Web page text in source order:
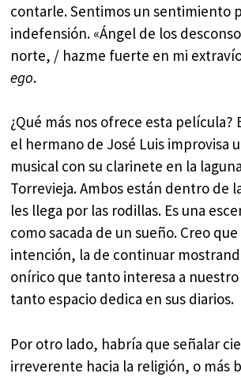
contarle. Sentimos un sentimiento
indefensión. «Ángel de los
norte, / hazme fuerte en mi
ego.
¿Qué más nos ofrece esta película?
el hermano de José Luis improvisa
musical con su clarinete en la
Torrevieja. Ambos están dentro de
les llega por las rodillas. Es una
como sacada de un sueño. Creo que
intención, la de continuar
onírico que tanto interesa a
tanto espacio dedica en sus diarios.
Por otro lado, habría que señalar
irreverente hacia la religión, o más